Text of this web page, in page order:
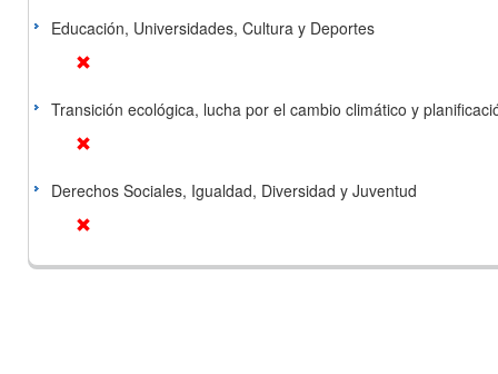
Educación, Universidades, Cultura y Deportes
Transición ecológica, lucha por el cambio climático y
Derechos Sociales, Igualdad, Diversidad y Juventud